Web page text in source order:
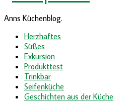
Anns Küchenblog.
Herzhaftes
Süßes
Exkursion
Produkttest
Trinkbar
Seifenküche
Geschichten aus der Küche